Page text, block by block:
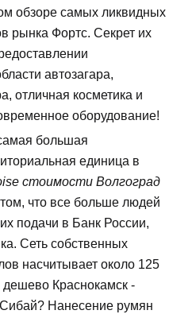
обзоре самых ликвидных
рынка Фортс. Секрет их
автозагара,
отличная косметика и
оборудование!
большая
единица в
стоимости Волгоград
что все больше людей
подачи в Банк России,
Сеть собственных
насчитывает около 125
дешево Краснокамск -
Нанесение румян